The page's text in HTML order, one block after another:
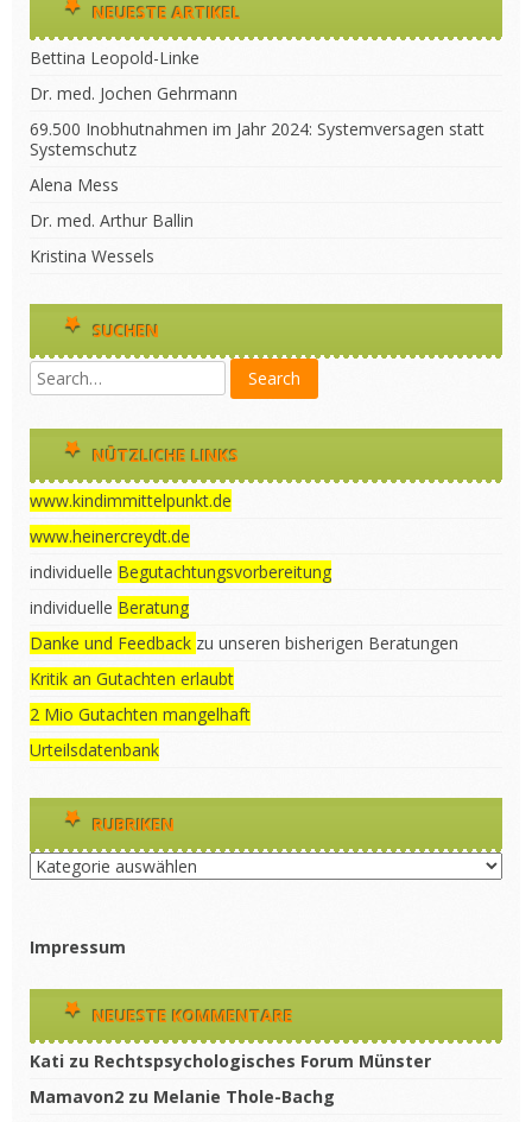
NEUESTE ARTIKEL
Bettina Leopold-Linke
Dr. med. Jochen Gehrmann
69.500 Inobhutnahmen im Jahr 2024: Systemversagen statt
Systemschutz
Alena Mess
Dr. med. Arthur Ballin
Kristina Wessels
SUCHEN
NÜTZLICHE LINKS
www.kindimmittelpunkt.de
www.heinercreydt.de
individuelle Begutachtungsvorbereitung
individuelle Beratung
Danke und Feedback zu unseren bisherigen Beratungen
Kritik an Gutachten erlaubt
2 Mio Gutachten mangelhaft
Urteilsdatenbank
RUBRIKEN
Rubriken
Impressum
NEUESTE KOMMENTARE
Kati zu Rechtspsychologisches Forum Münster
Mamavon2 zu Melanie Thole-Bachg